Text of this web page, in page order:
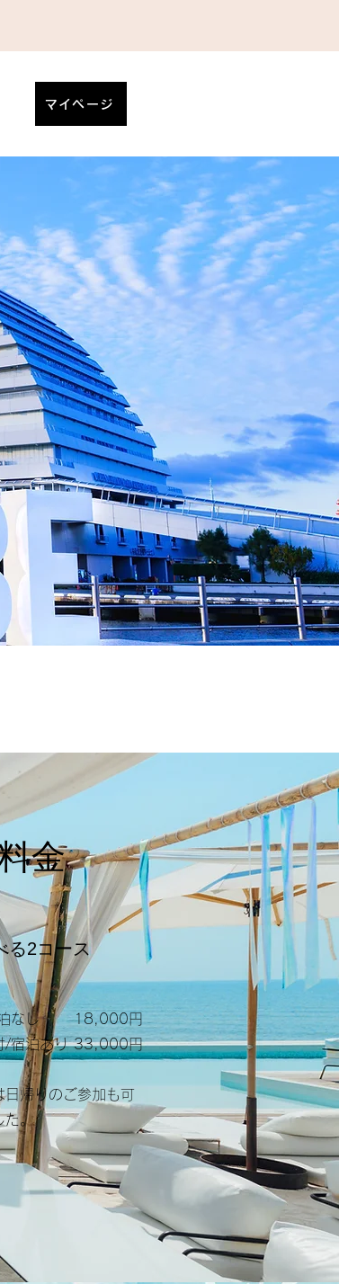
マイページ
金
る2コース
泊なし 18,000円
/宿泊あり 33,000円
日帰りのご参加も可
た。